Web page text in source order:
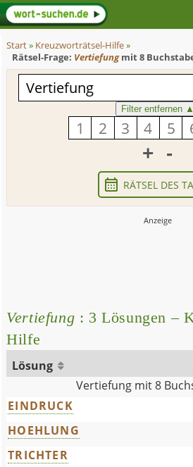
Start» Kreuzworträtsel-Hilfe»
Rätsel-Frage: Vertiefungmit 8
Filter entfernen ▲
+ -
RÄTSEL DES
Vertiefung : 3 Lösungen –
Hilfe
Lösung
Vertiefung mit 8
EINDRUCK
HOEHLUNG
TRICHTER